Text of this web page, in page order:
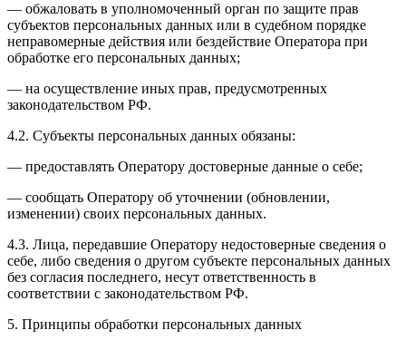
— обжаловать в уполномоченный орган по защите прав
субъектов персональных данных или в судебном порядке
неправомерные действия или бездействие Оператора при
обработке его персональных данных;
— на осуществление иных прав, предусмотренных
законодательством РФ.
4.2. Субъекты персональных данных обязаны:
— предоставлять Оператору достоверные данные о себе;
— сообщать Оператору об уточнении (обновлении,
изменении) своих персональных данных.
4.3. Лица, передавшие Оператору недостоверные сведения о
себе, либо сведения о другом субъекте персональных данных
без согласия последнего, несут ответственность в
соответствии с законодательством РФ.
5. Принципы обработки персональных данных